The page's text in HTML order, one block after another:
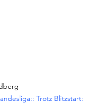
Trotz Blitzstart: